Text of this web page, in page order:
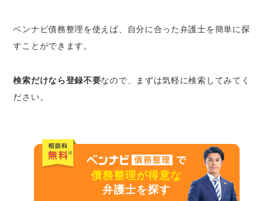
ベンナビ債務整理を使えば、自分に合った弁護士を簡単に探
すことができます。
検索だけなら登録不要なので、まずは気軽に検索してみてく
ださい。
債務整理が得意な
弁護士を探す